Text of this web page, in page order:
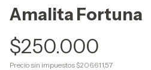
Amalita Fortuna
$250.000
Precio sin impuestos $206.611,57